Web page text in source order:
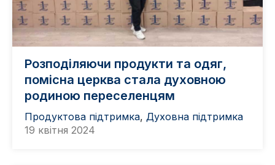
Розподіляючи продукти та одяг,
помісна церква стала духовною
родиною переселенцям
Продуктова підтримка, Духовна підтримка
19 квітня 2024